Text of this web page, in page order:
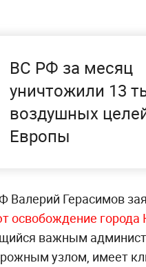
ВС РФ за месяц
уничтожили 13
воздушных
Европы
Валерий Герасимов
освобождение
важным
узлом, имеет